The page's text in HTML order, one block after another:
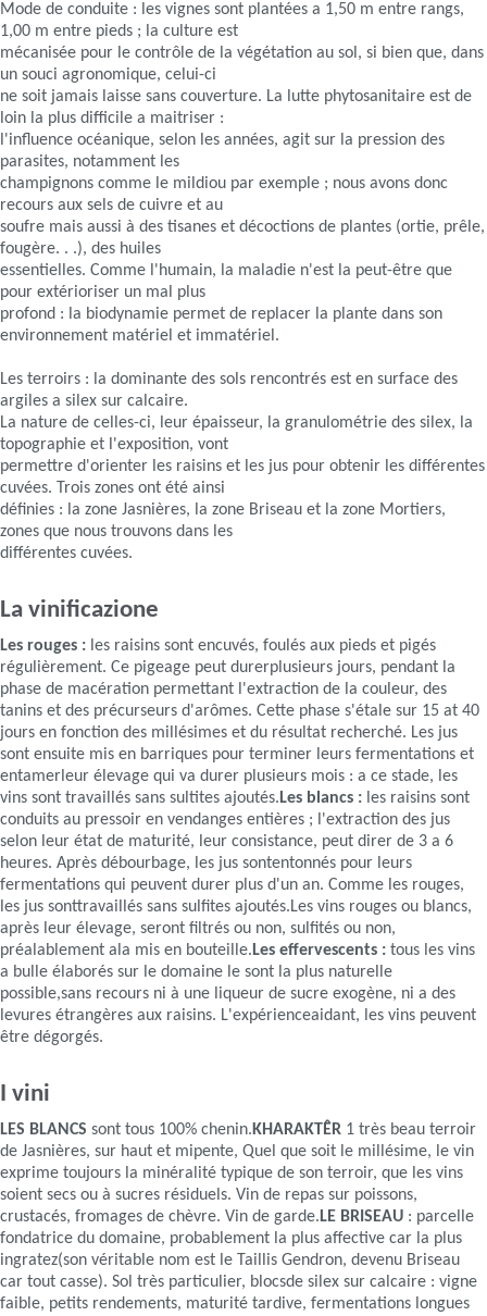
Mode de conduite : les vignes sont plantées a 1,50 m entre rangs,
1,00 m entre pieds ; la culture est
mécanisée pour le contrôle de la végétation au sol, si bien que, dans
un souci agronomique, celui-ci
ne soit jamais laisse sans couverture. La lutte phytosanitaire est de
loin la plus difficile a maitriser :
l'influence océanique, selon les années, agit sur la pression des
parasites, notamment les
champignons comme le mildiou par exemple ; nous avons donc
recours aux sels de cuivre et au
soufre mais aussi à des tisanes et décoctions de plantes (ortie, prêle,
fougère. . .), des huiles
essentielles. Comme l'humain, la maladie n'est la peut-être que
pour extérioriser un mal plus
profond : la biodynamie permet de replacer la plante dans son
environnement matériel et immatériel.
Les terroirs : la dominante des sols rencontrés est en surface des
argiles a silex sur calcaire.
La nature de celles-ci, leur épaisseur, la granulométrie des silex, la
topographie et l'exposition, vont
permettre d'orienter les raisins et les jus pour obtenir les différentes
cuvées. Trois zones ont été ainsi
définies : la zone Jasnières, la zone Briseau et la zone Mortiers,
zones que nous trouvons dans les
différentes cuvées.
La vinificazione
Les rouges : les raisins sont encuvés, foulés aux pieds et pigés
régulièrement. Ce pigeage peut durerplusieurs jours, pendant la
phase de macération permettant l'extraction de la couleur, des
tanins et des précurseurs d'arômes. Cette phase s'étale sur 15 at 40
jours en fonction des millésimes et du résultat recherché. Les jus
sont ensuite mis en barriques pour terminer leurs fermentations et
entamerleur élevage qui va durer plusieurs mois : a ce stade, les
vins sont travaillés sans sultites ajoutés.Les blancs : les raisins sont
conduits au pressoir en vendanges entières ; l'extraction des jus
selon leur état de maturité, leur consistance, peut direr de 3 a 6
heures. Après débourbage, les jus sontentonnés pour leurs
fermentations qui peuvent durer plus d'un an. Comme les rouges,
les jus sonttravaillés sans sulfites ajoutés.Les vins rouges ou blancs,
après leur élevage, seront filtrés ou non, sulfités ou non,
préalablement ala mis en bouteille.Les effervescents : tous les vins
a bulle élaborés sur le domaine le sont la plus naturelle
possible,sans recours ni à une liqueur de sucre exogène, ni a des
levures étrangères aux raisins. L'expérienceaidant, les vins peuvent
être dégorgés.
I vini
LES BLANCS sont tous 100% chenin.KHARAKTÊR 1 très beau terroir
de Jasnières, sur haut et mipente, Quel que soit le millésime, le vin
exprime toujours la minéralité typique de son terroir, que les vins
soient secs ou à sucres résiduels. Vin de repas sur poissons,
crustacés, fromages de chèvre. Vin de garde.LE BRISEAU : parcelle
fondatrice du domaine, probablement la plus affective car la plus
ingratez(son véritable nom est le Taillis Gendron, devenu Briseau
car tout casse). Sol très particulier, blocsde silex sur calcaire : vigne
faible, petits rendements, maturité tardive, fermentations longues